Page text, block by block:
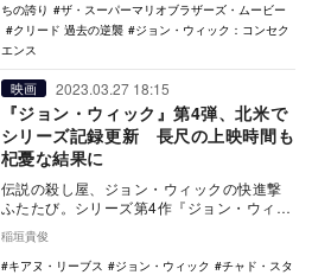
ちの誇り
ザ・スーパーマリオブラザーズ・ムービー
クリード 過去の逆襲
ジョン・ウィック：コンセク
エンス
映画 2023.03.27 18:15
『ジョン・ウィック』第4弾、北米で
シリーズ記録更新 長尺の上映時間も
杞憂な結果に
伝説の殺し屋、ジョン・ウィックの快進撃
ふたたび。シリーズ第4作『ジョン・ウィッ
場公開を…
稲垣貴俊
キアヌ・リーブス
ジョン・ウィック
チャド・スタ